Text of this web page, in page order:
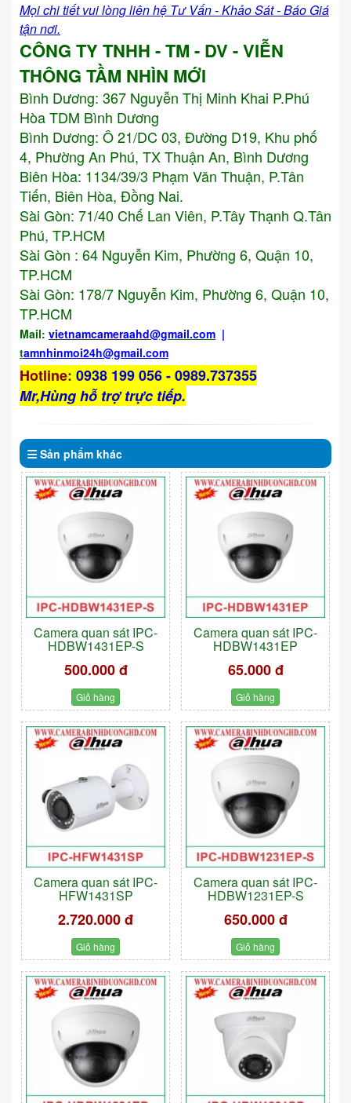
Mọi chi tiết vui lòng liên hệ Tư Vấn - Khảo Sát - Báo Giá
tận nơi.
CÔNG TY TNHH - TM - DV - VIỄN
THÔNG TẦM NHÌN MỚI
Bình Dương: 367 Nguyễn Thị Minh Khai P.Phú
Hòa TDM Bình Dương
Bình Dương: Ô 21/DC 03, Đường D19, Khu phố
4, Phường An Phú, TX Thuận An, Bình Dương
Biên Hòa: 1134/39/3 Phạm Văn Thuận, P.Tân
Tiến, Biên Hòa, Đồng Nai.
Sài Gòn: 71/40 Chế Lan Viên, P.Tây Thạnh Q.Tân
Phú, TP.HCM
Sài Gòn : 64 Nguyễn Kim, Phường 6, Quận 10,
TP.HCM
Sài Gòn: 178/7 Nguyễn Kim, Phường 6, Quận 10,
TP.HCM
Mail: vietnamcameraahd@gmail.com |
tamnhinmoi24h@gmail.com
Hotline: 0938 199 056 - 0989.737355
Mr,Hùng hỗ trợ trực tiếp.
Sản phẩm khác
Camera quan sát IPC-
HDBW1431EP-S
500.000 đ
Giỏ hàng
Camera quan sát IPC-
HDBW1431EP
65.000 đ
Giỏ hàng
Camera quan sát IPC-
HFW1431SP
2.720.000 đ
Giỏ hàng
Camera quan sát IPC-
HDBW1231EP-S
650.000 đ
Giỏ hàng